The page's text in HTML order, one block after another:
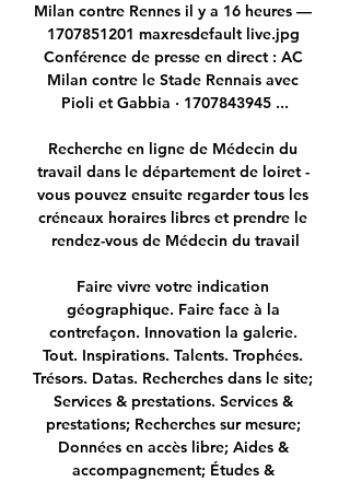
Milan contre Rennes il y a 16 heures —
1707851201 maxresdefault live.jpg
Conférence de presse en direct : AC
Milan contre le Stade Rennais avec
Pioli et Gabbia · 1707843945 ...
Recherche en ligne de Médecin du
travail dans le département de loiret -
vous pouvez ensuite regarder tous les
créneaux horaires libres et prendre le
rendez-vous de Médecin du travail
Faire vivre votre indication
géographique. Faire face à la
contrefaçon. Innovation la galerie.
Tout. Inspirations. Talents. Trophées.
Trésors. Datas. Recherches dans le site;
Services & prestations. Services &
prestations; Recherches sur mesure;
Données en accès libre; Aides &
accompagnement; Études &